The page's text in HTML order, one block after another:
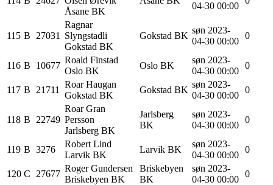
Åsane BK
04-30 00:00
115 B 27031
Ragnar
Slyngstadli
Gokstad BK
Gokstad BK
søn 2023-
04-30 00:00
0
116 B 10677
Roald Finstad
Oslo BK
Oslo BK
søn 2023-
04-30 00:00
0
117 B 21711
Roar Haugan
Gokstad BK
Gokstad BK
søn 2023-
04-30 00:00
0
118 B 22749
Roar Gran
Persson
Jarlsberg BK
Jarlsberg
BK
søn 2023-
04-30 00:00
0
119 B 3276
Robert Lind
Larvik BK
Larvik BK
søn 2023-
04-30 00:00
0
120 C 27677
Roger Gundersen
Briskebyen BK
Briskebyen
BK
søn 2023-
04-30 00:00
0